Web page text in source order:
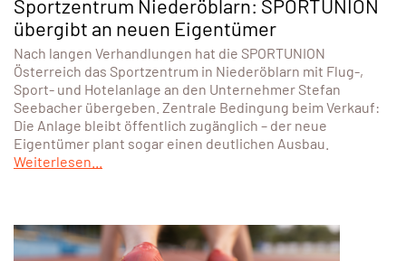
Sportzentrum Niederöblarn: SPORTUNION
übergibt an neuen Eigentümer
Nach langen Verhandlungen hat die SPORTUNION
Österreich das Sportzentrum in Niederöblarn mit Flug-,
Sport- und Hotelanlage an den Unternehmer Stefan
Seebacher übergeben. Zentrale Bedingung beim Verkauf:
Die Anlage bleibt öffentlich zugänglich – der neue
Eigentümer plant sogar einen deutlichen Ausbau.
Weiterlesen...